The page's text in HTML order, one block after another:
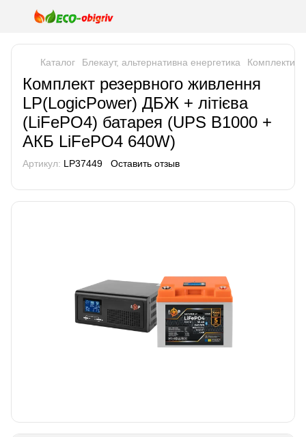
Каталог Блекаут, альтернативна енергетика Комплекти
Комплект резервного живлення
LP(LogicPower) ДБЖ + літієва
(LiFePO4) батарея (UPS В1000 +
АКБ LiFePO4 640W)
Артикул: LP37449 Оставить отзыв